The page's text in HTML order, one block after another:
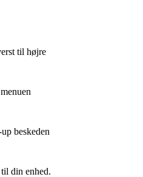
til højre
beskeden
din enhed.